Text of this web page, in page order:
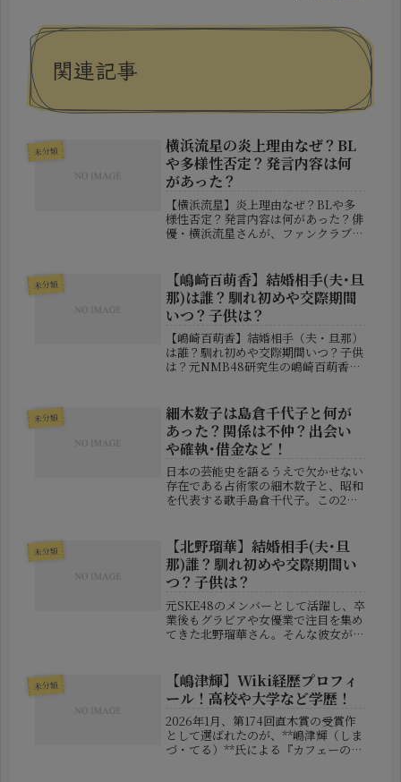
関連記事
未分類
横浜流星の炎上理由なぜ？BL
や多様性否定？発言内容は何
があった？
【横浜流星】炎上理由なぜ？BLや多
様性否定？発言内容は何があった？俳
優・横浜流星さんが、ファンクラブ限
す。特に「BL」や「多様性」という
言葉を含む発言が一部だけ切り取ら
れ...
未分類
【嶋崎百萌香】結婚相手(夫･旦
那)は誰？馴れ初めや交際期間
いつ？子供は？
【嶋崎百萌香】結婚相手（夫・旦那）
は誰？馴れ初めや交際期間いつ？子供
は？元NMB48研究生の嶋崎百萌香さ
ました。投稿には結婚式で撮影された
写真も添えられており、久しぶ...
未分類
細木数子は島倉千代子と何が
あった？関係は不仲？出会い
や確執･借金など！
日本の芸能史を語るうえで欠かせない
存在である占術家の細木数子と、昭和
を代表する歌手島倉千代子。この2人
方がある一方で、「確執があったので
は？」という声も少なくありません。
本...
未分類
【北野瑠華】結婚相手(夫･旦
那)誰？馴れ初めや交際期間い
つ？子供は？
元SKE48のメンバーとして活躍し、卒
業後もグラビアや女優業で注目を集め
てきた北野瑠華さん。そんな彼女が結
も報告されたことで、「結婚相手はど
んな人？」「なぜ今発表？」「交際...
未分類
【嶋津輝】Wiki経歴プロフィ
ール！高校や大学など学歴！
2026年1月、第174回直木賞の受賞作
として選ばれたのが、**嶋津輝（しま
づ・てる）**氏による『カフェーの帰